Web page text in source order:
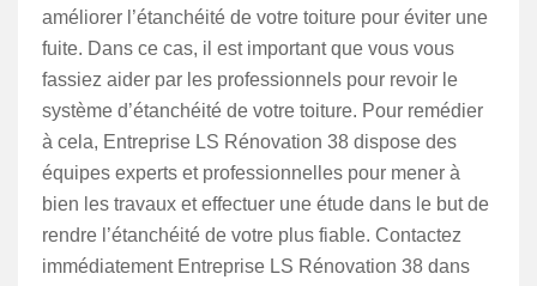
améliorer l’étanchéité de votre toiture pour éviter une
fuite. Dans ce cas, il est important que vous vous
fassiez aider par les professionnels pour revoir le
système d’étanchéité de votre toiture. Pour remédier
à cela, Entreprise LS Rénovation 38 dispose des
équipes experts et professionnelles pour mener à
bien les travaux et effectuer une étude dans le but de
rendre l’étanchéité de votre plus fiable. Contactez
immédiatement Entreprise LS Rénovation 38 dans